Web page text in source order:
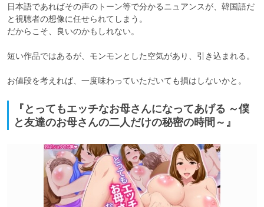
日本語であればその声のトーン等で分かるニュアンスが、韓国語だ
と視聴者の想像に任せられてしまう。
だからこそ、良いのかもしれない。
短い作品ではあるが、モンモンとした空気があり、引き込まれる。
お値段を考えれば、一度味わっていただいても損はしないかと。
『とってもエッチなお母さんになってあげる ～僕
と友達のお母さんの二人だけの秘密の時間～』